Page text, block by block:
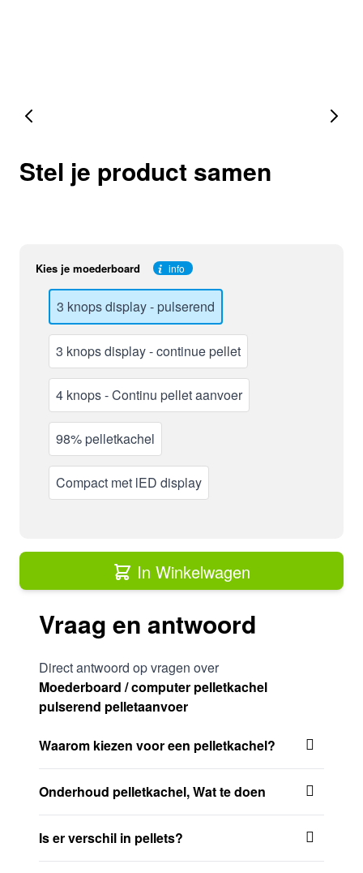
Stel je product samen
Kies je moederboard info
3 knops display - pulserend
3 knops display - continue pellet
4 knops - Continu pellet aanvoer
98% pelletkachel
Compact met lED display
In Winkelwagen
Vraag en antwoord
Direct antwoord op vragen over
Moederboard / computer pelletkachel
pulserend pelletaanvoer
Waarom kiezen voor een pelletkachel?
Onderhoud pelletkachel, Wat te doen
Is er verschil in pellets?